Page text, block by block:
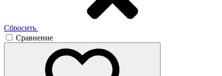
Сбросить
Сравнение